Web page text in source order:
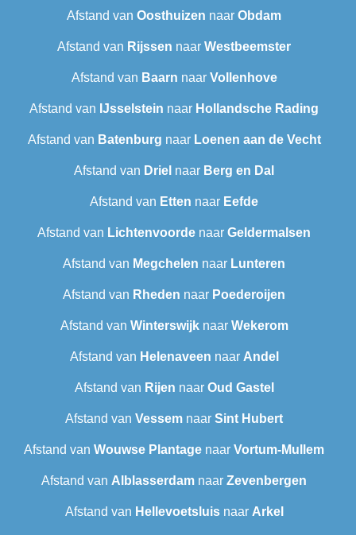
Afstand van Oosthuizen naar Obdam
Afstand van Rijssen naar Westbeemster
Afstand van Baarn naar Vollenhove
Afstand van IJsselstein naar Hollandsche Rading
Afstand van Batenburg naar Loenen aan de Vecht
Afstand van Driel naar Berg en Dal
Afstand van Etten naar Eefde
Afstand van Lichtenvoorde naar Geldermalsen
Afstand van Megchelen naar Lunteren
Afstand van Rheden naar Poederoijen
Afstand van Winterswijknaar Wekerom
Afstand van Helenaveen naar Andel
Afstand van Rijen naar Oud Gastel
Afstand van Vessem naar Sint Hubert
Afstand van Wouwse Plantage naar Vortum-Mullem
Afstand van Alblasserdam naar Zevenbergen
Afstand van Hellevoetsluisnaar Arkel